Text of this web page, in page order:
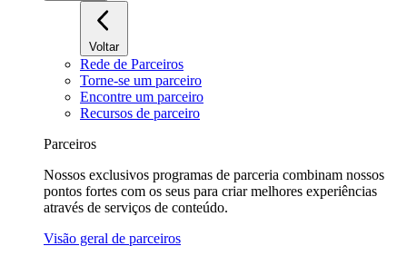
Voltar
Rede de Parceiros
Torne-se um parceiro
Encontre um parceiro
Recursos de parceiro
Parceiros
Nossos exclusivos programas de parceria combinam nossos
pontos fortes com os seus para criar melhores experiências
através de serviços de conteúdo.
Visão geral de parceiros